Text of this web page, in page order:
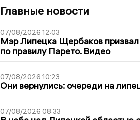
Главные новости
07/08/2026 12:03
Мэр Липецка Щербаков
по правилу Парето. Видео
07/08/2026 10:23
Они вернулись: очереди на
07/08/2026 08:33